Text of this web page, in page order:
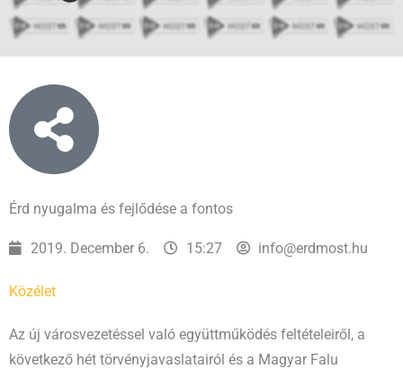
Érd nyugalma és fejlődése a fontos
2019. December 6. 15:27 info@erdmost.hu
Közélet
Az új városvezetéssel való együttműködés feltételeiről, a
következő hét törvényjavaslatairól és a Magyar Falu